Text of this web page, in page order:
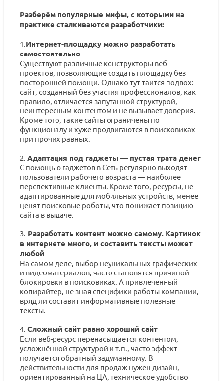
Разберём популярные мифы, с которыми на
практике сталкиваются разработчики:
1.Интернет-площадку можно разработать
самостоятельно
Существуют различные конструкторы веб-
проектов, позволяющие создать площадку без
посторонней помощи. Однако тут таится подвох:
сайт, созданный без участия профессионалов, как
правило, отличается запутанной структурой,
неинтересным контентом и не вызывает доверия.
Кроме того, такие сайты ограничены по
функционалу и хуже продвигаются в поисковиках
при прочих равных.
2. Адаптация под гаджеты — пустая трата денег
С помощью гаджетов в Сеть регулярно выходят
пользователи рабочего возраста — наиболее
перспективные клиенты. Кроме того, ресурсы, не
адаптированные для мобильных устройств, менее
ценят поисковые роботы, что понижает позицию
сайта в выдаче.
3. Разработать контент можно самому. Картинок
в интернете много, и составить тексты может
любой
На самом деле, выбор неуникальных графических
и видеоматериалов, часто становятся причиной
блокировки в поисковиках. А привлеченный
копирайтер, не зная специфики работы компании,
вряд ли составит информативные полезные
тексты.
4. Сложный сайт равно хороший сайт
Если веб-ресурс перенасыщается контентом,
усложнённой структурой и т.п., часто эффект
получается обратный задуманному. В
действительности для продаж нужен дизайн,
ориентированный на ЦА, техническое удобство